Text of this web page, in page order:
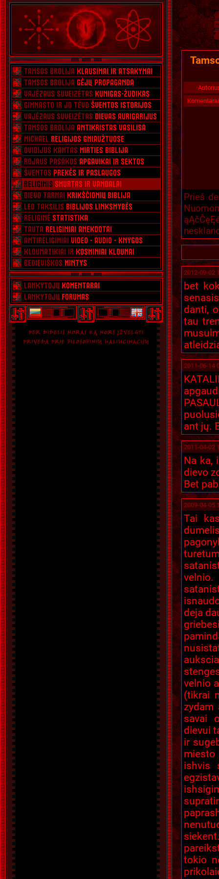
Prieš
2012-09-02
bet
danti,
tau
2011-06-14
ant jų.
2011-04-02
Na ka,
dievo
Bet
2009-04-05
Tai
velnio.
deja
velnio
(tikrai
zydam
savai
dievui
ir
miesto
ishvis
tokio